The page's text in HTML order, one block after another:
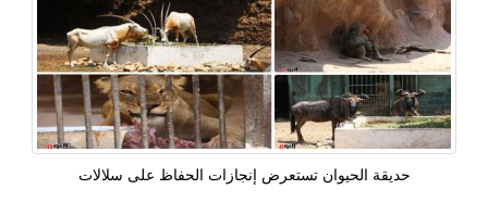
حديقة الحيوان تستعرض إنجازات الحفاظ على سلالات